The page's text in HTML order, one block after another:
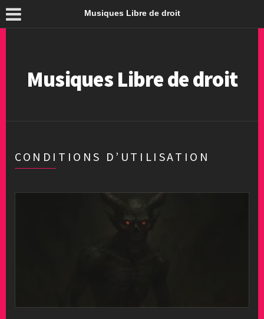
Musiques Libre de droit
Musiques Libre de droit
CONDITIONS D’UTILISATION